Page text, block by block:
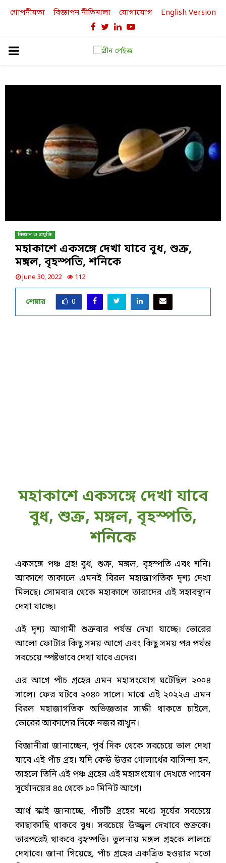
গোপনীয়তা বিজ্ঞাপন নীতিমালা যোগাযোগ English Version
Facebook
TwitterLinkedinYoutube
PRIMARY
বিজ্ঞান ও প্রযুক্তি
মহাকাশে একসঙ্গে দেখা যাবে বুধ, শুক্র,
মঙ্গল, বৃহস্পতি, শনিকে
June 30, 2022 112
শেয়ার 0
মহাকাশে একসঙ্গে দেখা যাবে
বুধ, শুক্র, মঙ্গল, বৃহস্পতি,
শনিকে
একসঙ্গে পঞ্চ গ্রহ! বুধ, শুক্র, মঙ্গল, বৃহস্পতি এবং শনি।
আকাশে তাকালে এমনই বিরল মহাজাগতিক দৃশ্য দেখা
মিলছে। সোমবার থেকে মহাকাশে তারাদের এই সহাবস্থান
দেখা যাচ্ছে।
এই দৃশ্য আগামী শুক্রবার পর্যন্ত দেখা যাচ্ছে। ভোরের
আলো ফোটার কিছু সময় আগে এবং কিছু সময় পর পর্যন্ত
সবচেয়ে স্পষ্টভাবে দেখা যাবে এদের।
এর আগে পাঁচ গ্রহের এমন মহাসংযোগ ঘটেছিল ২০০৪
সালে। ফের ঘটবে ২০৪০ সালে। মাঝে এই ২০২২এ এমন
বিরল মহাজাগতিক অভিজ্ঞতার সাক্ষী থাকতে চাইলে,
ভোরের আকাশের দিকে নজর রাখুন।
বিজ্ঞানীরা জানাচ্ছেন, পূর্ব দিক থেকে সবচেয়ে ভাল দেখা
যাবে এই পাঁচ গ্রহ। যদি কেউ উত্তর গোলার্ধের বাসিন্দা হন,
তাহলে তিনি এই পঞ্চ গ্রহের এই মহাসংযোগ দেখতে পাবেন
সূর্যোদয়ের ৪৫ থেকে ৯০ মিনিট আগে।
আর্থ স্কাই জানাচ্ছে, পাঁচটি গ্রহের মধ্যে সূর্যের সবচেয়ে
কাছাকাছি থাকবে বুধ। সবচেয়ে উজ্জ্বল দেখাবে শুক্রকে।
তারপরেই থাকবে বৃহস্পতি। তুলনায় মঙ্গল গ্রহকে লালচে
দেখাবে। জানা গিয়েছে, পাঁচ গ্রহের একত্রিত হওয়ার মতো